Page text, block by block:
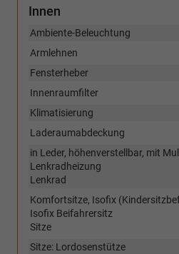
Innen
Ambiente-Beleuchtung
Armlehnen
Fensterheber
Innenraumfilter
Klimatisierung
Laderaumabdeckung
in Leder, höhenverstellbar, mit
Lenkradheizung
Lenkrad
Komfortsitze, Isofix
Isofix Beifahrersitz
Sitze
Sitze: Lordosenstütze